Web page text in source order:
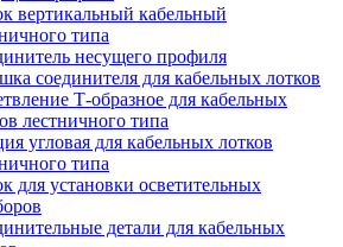
вертикальный кабельный
типа
несущего профиля
соединителя для кабельных лотков
Т-образное для кабельных
лестничного типа
угловая для кабельных лотков
типа
для установки осветительных
детали для кабельных